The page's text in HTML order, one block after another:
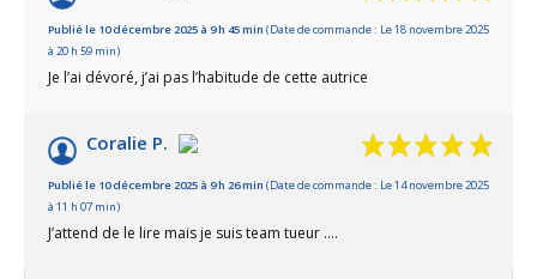
Publié le 10 décembre 2025 à 9 h 45 min (Date de commande : Le 18 novembre 2025
à 20 h 59 min)
Je l’ai dévoré, j’ai pas l’habitude de cette autrice
Coralie P.
Publié le 10 décembre 2025 à 9 h 26 min (Date de commande : Le 14 novembre 2025
à 11 h 07 min)
J’attend de le lire mais je suis team tueur ….